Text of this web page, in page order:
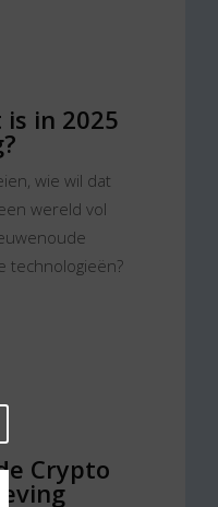
in 2025
wie wil dat
wereld vol
technologieën?
Crypto